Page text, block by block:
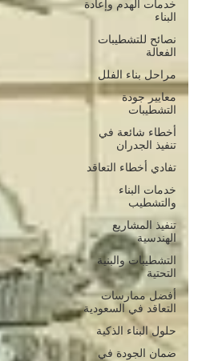
خدمات الهدم وإعادة
البناء
نصائح للتشطيبات
الفعالة
مراحل بناء الفلل
معايير جودة
التشطيبات
أخطاء شائعة في
تنفيذ الجدران
تفادي أخطاء التعاقد
خدمات البناء
والتشطيب
تنفيذ المشاريع
الهندسية
التشطيبات والبنية
التحتية
أفضل ممارسات
التعاقد في السعودية
حلول البناء الذكية
ضمان الجودة في